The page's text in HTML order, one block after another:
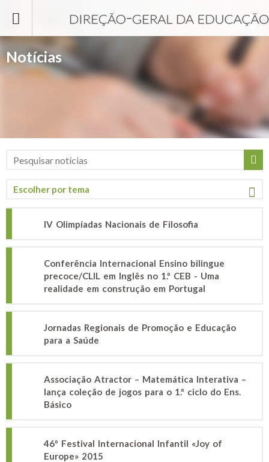
Notícias
IV Olimpíadas Nacionais de Filosofia
Conferência Internacional Ensino bilingue
precoce/CLIL em Inglês no 1.º CEB - Uma
realidade em construção em Portugal
Jornadas Regionais de Promoção e Educação
para a Saúde
Associação Atractor – Matemática Interativa –
lança coleção de jogos para o 1.º ciclo do Ens.
Básico
46º Festival Internacional Infantil «Joy of
Europe» 2015